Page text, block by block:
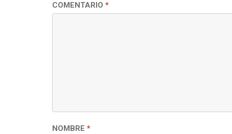
COMENTARIO *
NOMBRE *